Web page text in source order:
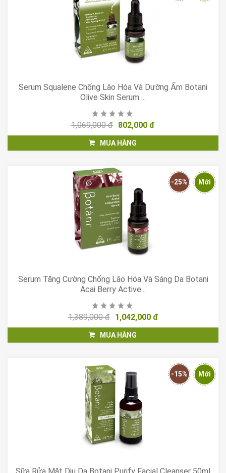
Serum Squalene Chống Lão Hóa Và Dưỡng Ẩm Botani
Olive Skin Serum ...
1,069,000 đ 802,000 đ
MUA HÀNG
Serum Tăng Cường Chống Lão Hóa Và Sáng Da Botani
Acai Berry Active...
1,389,000 đ 1,042,000 đ
-25% Mới
MUA HÀNG
-15% Mới